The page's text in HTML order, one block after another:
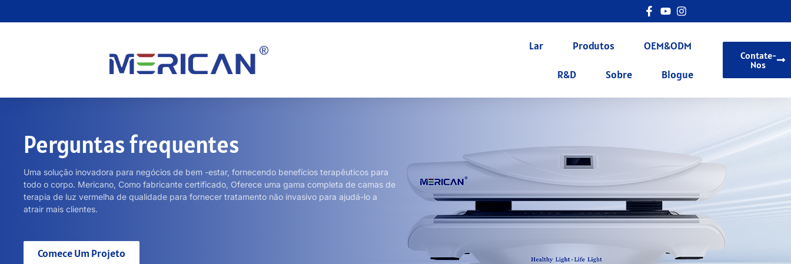
Lar Produtos OEM&ODM
R&D Sobre Blogue
Contate-
Nos
Perguntas frequentes
Uma solução inovadora para negócios de bem -estar, fornecendo benefícios terapêuticos para
todo o corpo. Mericano, Como fabricante certificado, Oferece uma gama completa de camas de
terapia de luz vermelha de qualidade para fornecer tratamento não invasivo para ajudá-lo a
atrair mais clientes.
Comece Um Projeto